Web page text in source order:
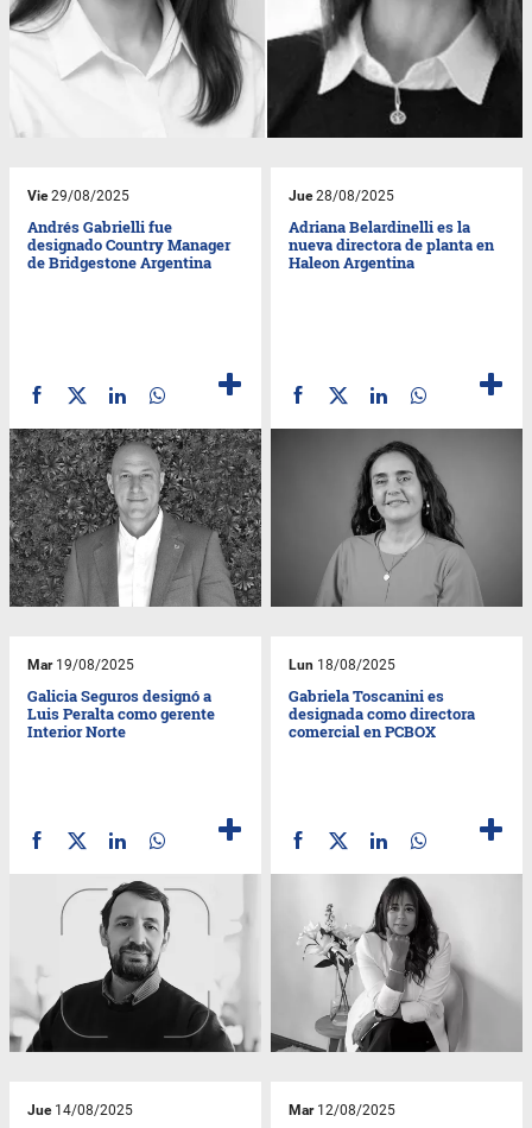
Vie29/08/2025
Andrés Gabrielli fue
designado Country Manager
de Bridgestone Argentina
Jue28/08/2025
Adriana Belardinelli es la
nueva directora de planta en
Haleon Argentina
Mar19/08/2025
Galicia Seguros designó a
Luis Peralta como gerente
Interior Norte
Lun 18/08/2025
Gabriela Toscanini es
designada como directora
comercial en PCBOX
Jue14/08/2025 Mar12/08/2025